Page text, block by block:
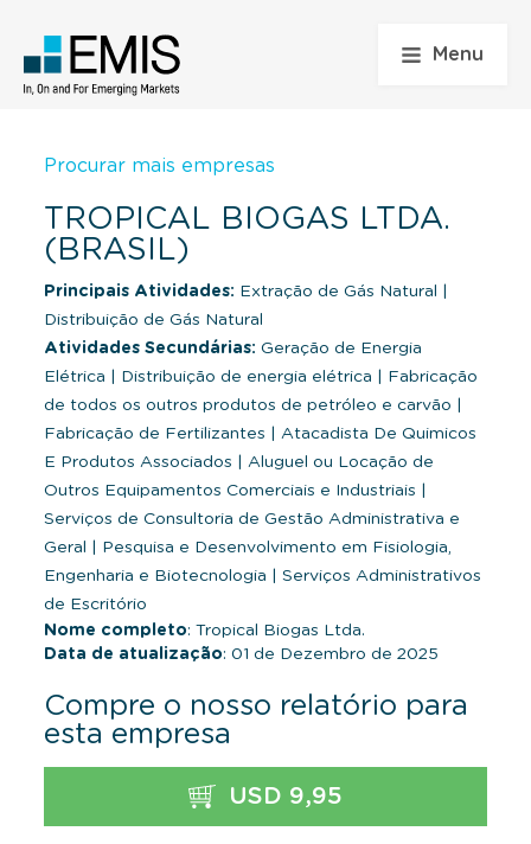
Menu
Procurar mais empresas
TROPICAL BIOGAS LTDA.
(BRASIL)
Principais Atividades: Extração de Gás Natural
Distribuição de Gás Natural
Atividades Secundárias: Geração de Energia
Elétrica
Distribuição de energia elétrica
Fabricação
de todos os outros produtos de petróleo e carvão
Fabricação de Fertilizantes
Atacadista De Quimicos
E Produtos Associados
Aluguel ou Locação de
Outros Equipamentos Comerciais e Industriais
Serviços de Consultoria de Gestão Administrativa e
Geral
Pesquisa e Desenvolvimento em Fisiologia,
Engenharia e Biotecnologia
Serviços Administrativos
de Escritório
Nome completo: Tropical Biogas Ltda.
Data de atualização: 01 de Dezembro de 2025
Compre o nosso relatório para
esta empresa
USD 9,95